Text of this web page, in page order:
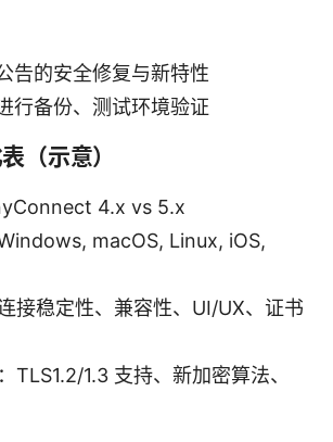
告的安全修复与新特性
行备份、测试环境验证
（示意）
4.x vs 5.x
macOS, Linux, iOS,
接稳定性、兼容性、UI/UX、证书
TLS1.2/1.3 支持、新加密算法、